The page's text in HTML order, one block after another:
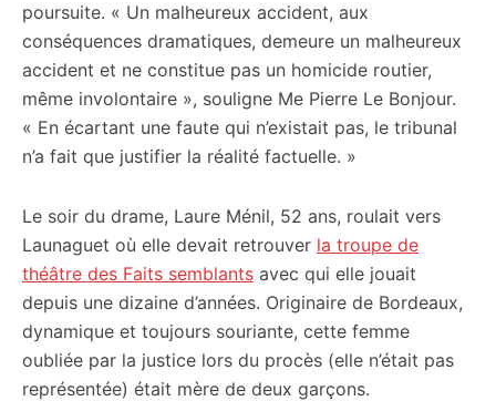
poursuite. « Un malheureux accident, aux
conséquences dramatiques, demeure un malheureux
accident et ne constitue pas un homicide routier,
même involontaire », souligne Me Pierre Le Bonjour.
« En écartant une faute qui n’existait pas, le tribunal
n’a fait que justifier la réalité factuelle. »
Le soir du drame, Laure Ménil, 52 ans, roulait vers
Launaguet où elle devait retrouver la troupe de
théâtre des Faits semblants avec qui elle jouait
depuis une dizaine d’années. Originaire de Bordeaux,
dynamique et toujours souriante, cette femme
oubliée par la justice lors du procès (elle n’était pas
représentée) était mère de deux garçons.